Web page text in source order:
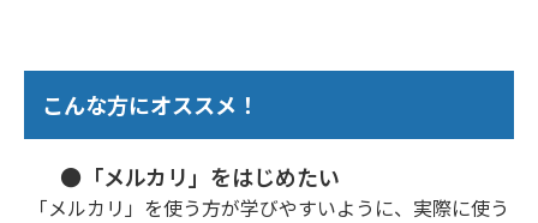
こんな方にオススメ！
●「メルカリ」をはじめたい
「メルカリ」を使う方が学びやすいように、実際に使う